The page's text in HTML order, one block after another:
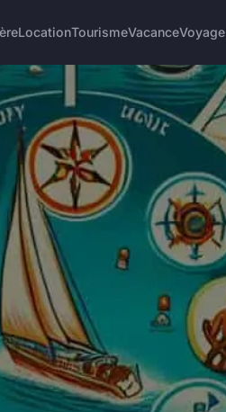
LocationTourismeVacanceVoyage